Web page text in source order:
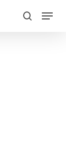
search
Menu